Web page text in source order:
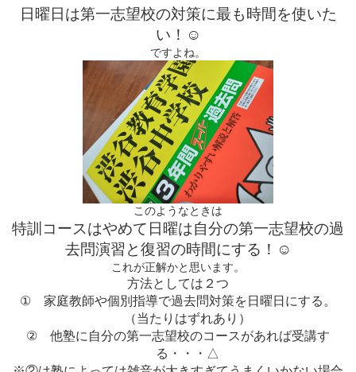
日曜日は第一志望校の対策に最も時間を使いた
い！ ☺
ですよね。
このようなときは
特訓コースはやめて日曜は自分の第一志望校の過
去問演習と復習の時間にする！ ☺
これが正解かと思います。
方法としては２つ
①
家庭教師や個別指導で過去問対策を日曜日にする。
（当たりはずれあり）
②
他塾に自分の第一志望校のコースがあれば受講す
る・・・△